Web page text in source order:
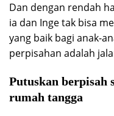
Dan dengan rendah
ia dan Inge tak bisa
yang baik bagi anak-
perpisahan adalah
Putuskan berpisah
rumah tangga